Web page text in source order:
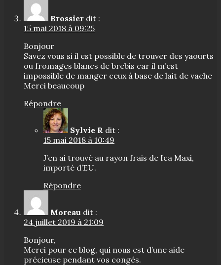
Brossier dit :
15 mai 2018 à 09:25
Bonjour
Savez vous si il est possible de trouver des yaourts
ou fromages blancs de brebis car il m’est
impossible de manger ceux à base de lait de vache
Merci beaucoup
Répondre
Sylvie R dit :
15 mai 2018 à 10:49
J’en ai trouvé au rayon frais de Ica Maxi,
importé d’EU.
Répondre
Moreau dit :
24 juillet 2019 à 21:09
Bonjour,
Merci pour ce blog, qui nous est d’une aide
précieuse pendant vos congés.